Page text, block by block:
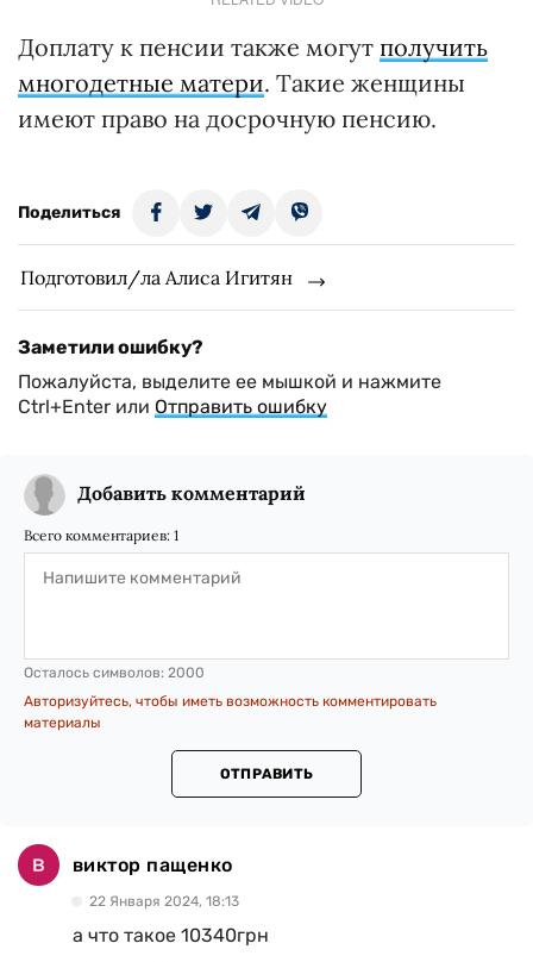
Доплату к пенсии также могут получить
многодетные матери. Такие женщины
имеют право на досрочную пенсию.
Поделиться
Подготовил/ла Алиса Игитян
Заметили ошибку?
Пожалуйста, выделите ее мышкой и нажмите
Ctrl+Enter или Отправить ошибку
Добавить комментарий
Всего комментариев: 1
Осталось символов: 2000
Авторизуйтесь, чтобы иметь возможность комментировать
материалы
ОТПРАВИТЬ
виктор пащенко
22 Января 2024, 18:13
а что такое 10340грн